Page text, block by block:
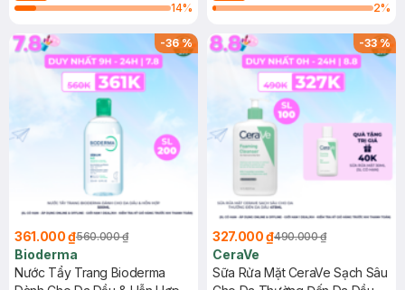
14%
2%
-36%
361.000 ₫560.000 ₫
Bioderma
Nước Tẩy Trang Bioderma
-33%
327.000 ₫490.000 ₫
CeraVe
Sữa Rửa Mặt CeraVe Sạch Sâu